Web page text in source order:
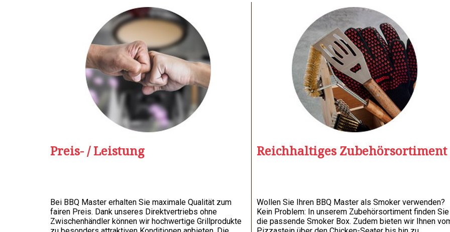
Preis- / Leistung
Bei BBQ Master erhalten Sie maximale Qualität zum
fairen Preis. Dank unseres Direktvertriebs ohne
Zwischenhändler können wir hochwertige Grillprodukte
Reichhaltiges Zubehörsortiment
Wollen Sie Ihren BBQ Master als Smoker verwenden?
Kein Problem: In unserem Zubehörsortiment finden Sie
die passende Smoker Box. Zudem bieten wir Ihnen